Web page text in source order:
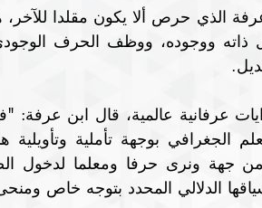
الدلالي المحدد بتوجه خاص